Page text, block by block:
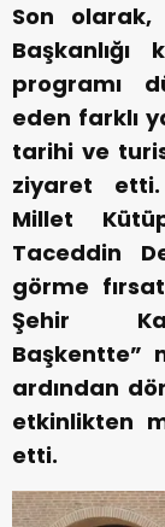
Son
Başkanlığı
programı
eden farklı
tarihi ve
ziyaret etti.
Millet
Taceddin
görme
Şehir
Başkentte”
ardından
etkinlikten
etti.